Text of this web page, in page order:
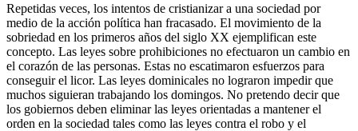
Repetidas veces, los intentos de cristianizar a una sociedad por
medio de la acción política han fracasado. El movimiento de la
sobriedad en los primeros años del siglo XX ejemplifican este
concepto. Las leyes sobre prohibiciones no efectuaron un cambio en
el corazón de las personas. Estas no escatimaron esfuerzos para
conseguir el licor. Las leyes dominicales no lograron impedir que
muchos siguieran trabajando los domingos. No pretendo decir que
los gobiernos deben eliminar las leyes orientadas a mantener el
orden en la sociedad tales como las leyes contra el robo y el